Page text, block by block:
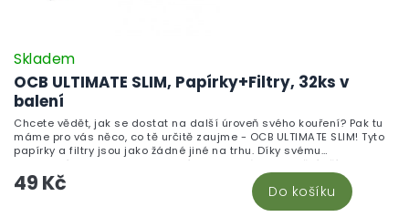
OCB ULTIMATE SLIM, Papírky+Filtry, 32ks v
balení
Skladem
49 Kč Do košíku
Chcete vědět, jak se dostat na další úroveň svého kouření? Pak tu
máme pro vás něco, co tě určitě zaujme - OCB ULTIMATE SLIM! Tyto
papírky a filtry jsou jako žádné jiné na trhu. Díky svému
inovativnímu designu a kvalitnímu materiálu ti umožní užít si
dokonalý zážitek.